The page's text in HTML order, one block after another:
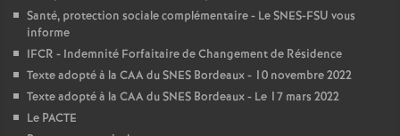
e
c
o
Santé, protection sociale complémentaire - Le SNES-FSU vous
informe
IFCR - Indemnité Forfaitaire de Changement de Résidence
Texte adopté à la CAA du SNES Bordeaux - 10 novembre 2022
Texte adopté à la CAA du SNES Bordeaux - Le 17 mars 2022
Le PACTE